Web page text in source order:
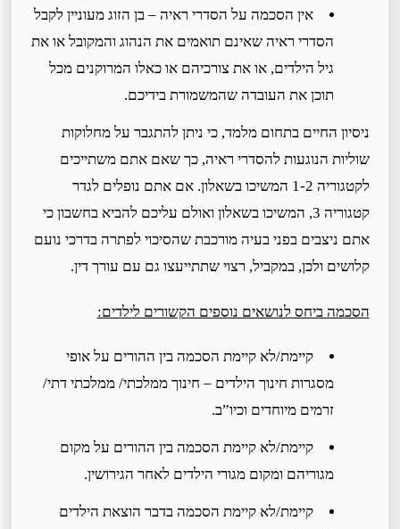
אין הסכמה על הסדרי ראיה – בן הזוג מעוניין לקבל
הסדרי ראיה שאינם תואמים את הנהוג והמקובל או את
גיל הילדים, או את צורכיהם או כאלו המרוקנים מכל
תוכן את העובדה שהמשמורת בידיכם.
ניסיון החיים בתחום מלמד, כי ניתן להתגבר על מחלוקות
שוליות הנוגעות להסדרי ראיה, כך שאם אתם משתייכים
לקטגוריה 1-2 המשיכו בשאלון. אם אתם נופלים לגדר
קטגוריה 3, המשיכו בשאלון ואולם עליכם להביא בחשבון כי
אתם ניצבים בפני בעיה מורכבת שהסיכוי לפתרה בדרכי נועם
קלושים ולכן, במקביל, רצוי שתתייעצו גם עם עורך דין.
הסכמה ביחס לנושאים נוספים הקשורים לילדים:
קיימת/לא קיימת הסכמה בין ההורים על אופי
מסגרות חינוך הילדים – חינוך ממלכתי/ ממלכתי דתי/
זרמים מיוחדים וכיו”ב.
קיימת/לא קיימת הסכמה בין ההורים על מקום
מגוריהם ומקום מגורי הילדים לאחר הגירושין.
קיימת/לא קיימת הסכמה בדבר הוצאת הילדים